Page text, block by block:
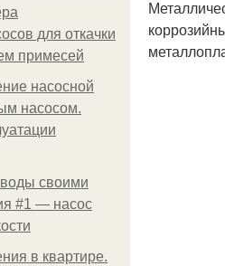
для откачки
примесей
насосной
насосом.
воды своими
#1 — насос
в квартире.